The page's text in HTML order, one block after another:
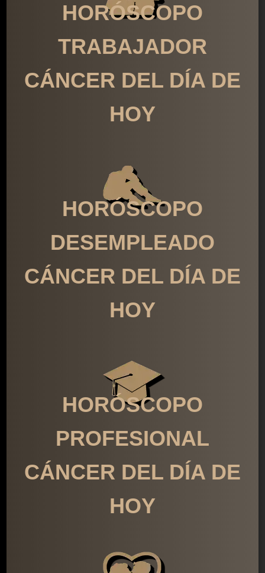
HORÓSCOPO
TRABAJADOR
CÁNCER DEL DÍA DE
HOY
HORÓSCOPO
DESEMPLEADO
CÁNCER DEL DÍA DE
HOY
HORÓSCOPO
PROFESIONAL
CÁNCER DEL DÍA DE
HOY